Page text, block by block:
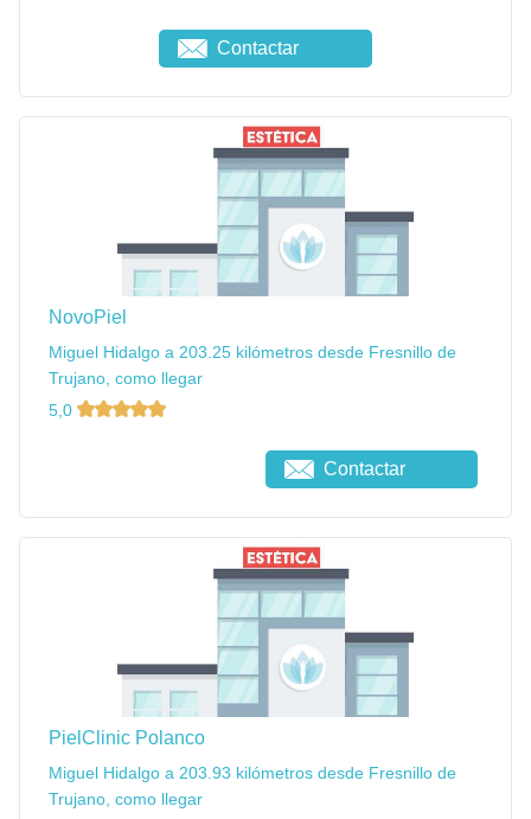
Contactar
NovoPiel
Miguel Hidalgo a 203.25 kilómetros desde Fresnillo de
Trujano, como llegar
5,0
Contactar
PielClinic Polanco
Miguel Hidalgo a 203.93 kilómetros desde Fresnillo de
Trujano, como llegar